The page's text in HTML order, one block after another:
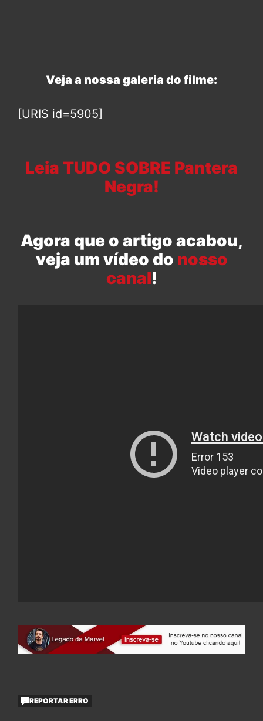
Veja a nossa galeria do filme:
[URIS id=5905]
Leia TUDO SOBRE Pantera
Negra!
Agora que o artigo acabou,
veja um vídeo do nosso
canal!
REPORTAR ERRO